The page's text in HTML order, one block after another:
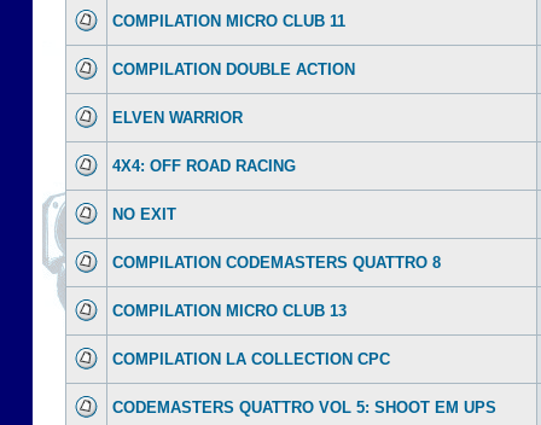
COMPILATION MICRO CLUB 11
COMPILATION DOUBLE ACTION
ELVEN WARRIOR
4X4: OFF ROAD RACING
NO EXIT
COMPILATION CODEMASTERS QUATTRO 8
COMPILATION MICRO CLUB 13
COMPILATION LA COLLECTION CPC
CODEMASTERS QUATTRO VOL 5: SHOOT EM UPS